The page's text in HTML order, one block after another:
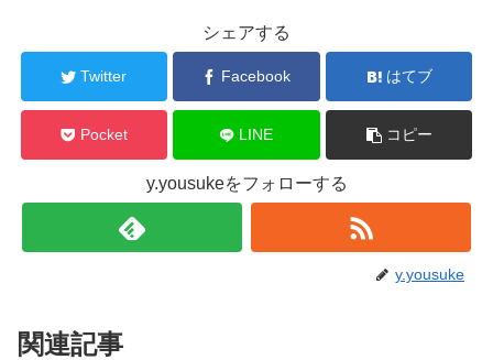
シェアする
Twitter Facebook はてブ
Pocket LINE コピー
y.yousukeをフォローする
y.yousuke
関連記事